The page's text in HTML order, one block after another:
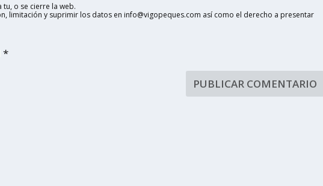
o se cierre la web.
limitación y suprimir los datos en info@vigopeques.com así como el derecho a presentar
*